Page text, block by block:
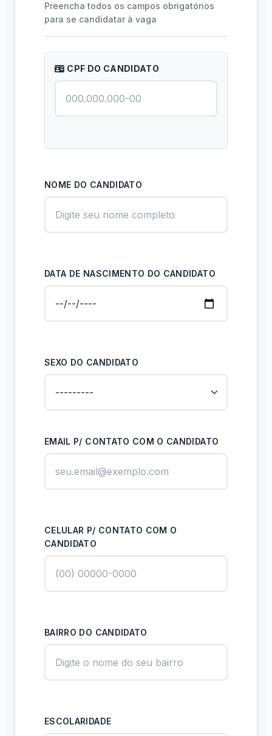
Preencha todos os campos obrigatórios
para se candidatar à vaga
CPF DO CANDIDATO
NOME DO CANDIDATO
DATA DE NASCIMENTO DO CANDIDATO
SEXO DO CANDIDATO
EMAIL P/ CONTATO COM O CANDIDATO
CELULAR P/ CONTATO COM O
CANDIDATO
BAIRRO DO CANDIDATO
ESCOLARIDADE